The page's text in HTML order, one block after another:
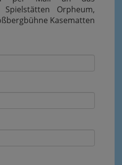
Orpheum,
Kasematten